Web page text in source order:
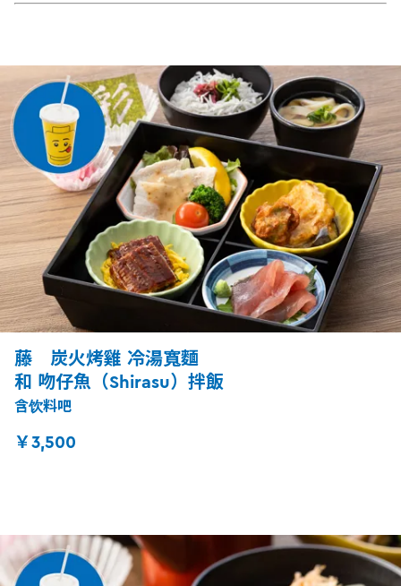
藤 炭火烤雞 冷湯寬麵
和 吻仔魚（Shirasu）拌飯
含饮料吧
￥3,500